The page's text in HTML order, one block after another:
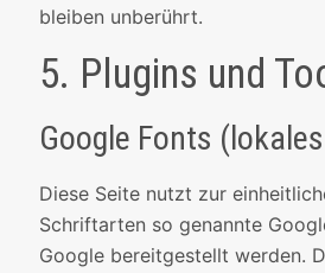
bleiben unberührt.
5. Plugins und
Google Fonts
Diese Seite nutzt zur
Schriftarten so genannte
Google bereitgestellt werden.